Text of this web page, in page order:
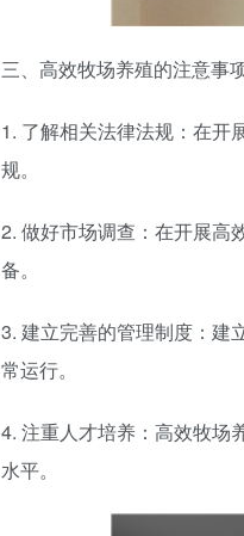
三、高效牧场养殖的注意事
1. 了解相关法律法规：在开
规。
2. 做好市场调查：在开展高
备。
3. 建立完善的管理制度：建
常运行。
4. 注重人才培养：高效牧场
水平。